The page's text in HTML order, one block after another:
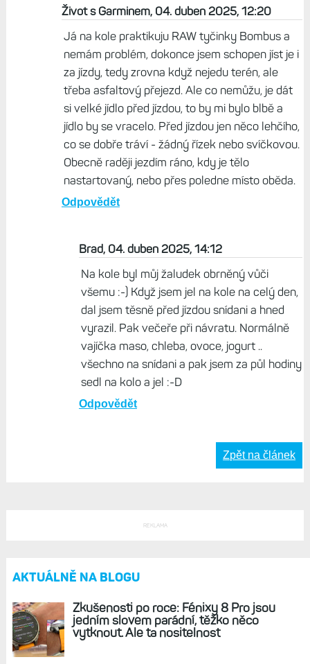
jídlem, ale co jsem se dal před pár lety na běh, tak
žaludek. I kdybych měl pětihodinový běh, tak ráno
v 8 snídaně a pak až večeře v 18h nebo 19h. Při
běhu mám nějaký jiný zažívání. I kdyby mi někdy
tzv. došlo, je to pro mě příjemnější pocit než mít
větry, křeče apod.
Odpovědět
Život s Garminem, 04. duben 2025, 12:20
Já na kole praktikuju RAW tyčinky Bombus a
za jízdy, tedy zrovna když nejedu terén, ale
si velké jídlo před jízdou, to by mi bylo blbě a
jídlo by se vracelo. Před jízdou jen něco lehčího,
co se dobře tráví - žádný řízek nebo svíčkovou.
Obecně raději jezdím ráno, kdy je tělo
nastartovaný, nebo přes poledne místo oběda.
Odpovědět
Na kole byl můj žaludek obrněný vůči
všemu :-) Když jsem jel na kole na celý den,
Odpovědět
Zpět na článek